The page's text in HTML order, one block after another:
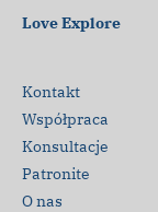
Love Explore
Kontakt
Współpraca
Konsultacje
Patronite
O nas